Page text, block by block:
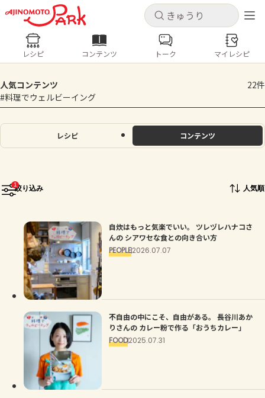
キャンセル
ログインするとレシピを保存できます
ホーム
トーク
よくあるお問い合わせ
お買い物
AJINOMOTO PARK とは
キャンセル
レシピ コンテンツ
人気の食材・レシピ
きゅうり
とうもろこし
レシピ コンテンツ トーク マイレシピ
人気コンテンツ
22件
#料理でウェルビーイング
レシピ コンテンツ
1絞り込み 人気順
自炊はもっと気楽でいい。 ツレヅレハナコさ
んの シアワセな食との向き合い方
PEOPLE2026.07.07
不自由の中にこそ、自由がある。 長谷川あか
りさんの カレー粉で作る「おうちカレー」
FOOD2025.07.31